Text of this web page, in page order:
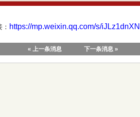
https://mp.weixin.qq.com/s/
« 上一条消息 下一条消息 »